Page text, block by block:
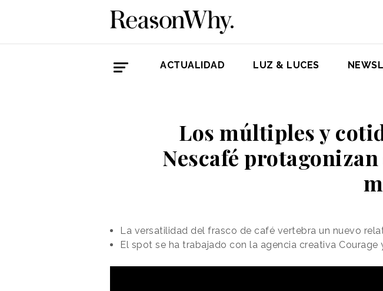
ACTUALIDAD LUZ & LUCES
Los múltiples y
Nescafé
La versatilidad del frasco de café vertebra un nuevo
El spot se ha trabajado con la agencia creativa Courage